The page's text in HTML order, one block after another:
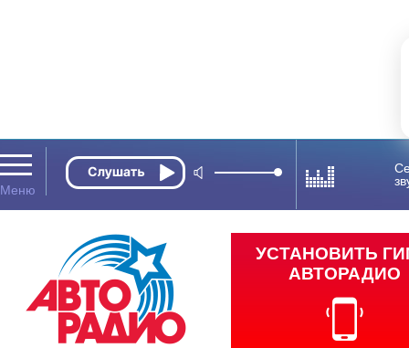
УСТАНОВИТЬ
АВТОРАДИО